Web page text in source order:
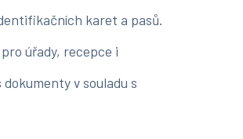
karet a pasů.
úřady, recepce i
v souladu s